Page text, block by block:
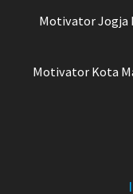
Motivator Jogja
Motivator Kota